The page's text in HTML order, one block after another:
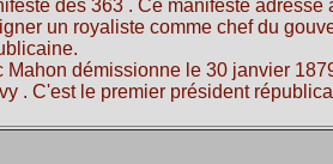
des 363 . Ce manifeste
un royaliste comme chef du
Mahon démissionne le 30 janvier
. C'est le premier président